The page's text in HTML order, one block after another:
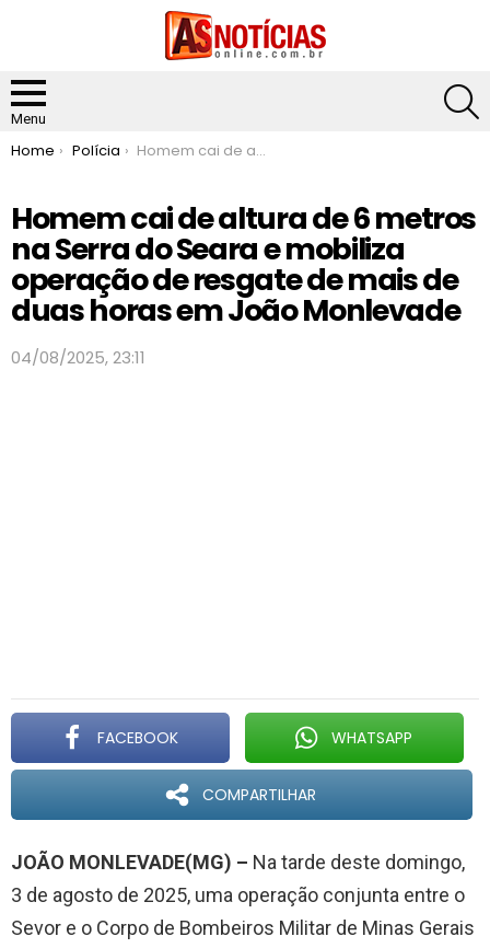
Menu
You are here:
Home Polícia Homem cai de altura de 6 metros na Serra do Seara e mobiliza operação de resgate de mais de duas horas em João Monlevade
Homem cai de altura de 6 metros
na Serra do Seara e mobiliza
operação de resgate de mais de
duas horas em João Monlevade
04/08/2025, 23:11
FACEBOOK WHATSAPP
COMPARTILHAR
JOÃO MONLEVADE(MG) – Na tarde deste domingo,
3 de agosto de 2025, uma operação conjunta entre o
Sevor e o Corpo de Bombeiros Militar de Minas Gerais